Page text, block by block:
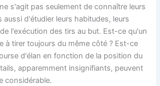
s'agit pas seulement de connaître leurs
aussi d'étudier leurs habitudes, leurs
l'exécution des tirs au but. Est-ce qu'un
à tirer toujours du même côté ? Est-ce
d'élan en fonction de la position du
apparemment insignifiants, peuvent
considérable.